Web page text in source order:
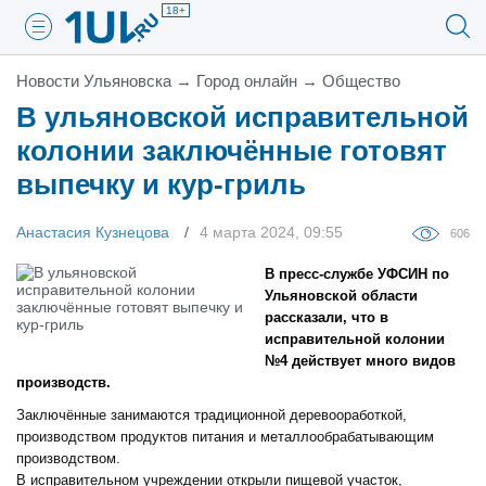
18+
Новости Ульяновска → Город онлайн → Общество
В ульяновской исправительной
колонии заключённые готовят
выпечку и кур-гриль
Анастасия Кузнецова 4 марта 2024, 09:55 606
В пресс-службе УФСИН по
Ульяновской области
рассказали, что в
исправительной колонии
№4 действует много видов
производств.
Заключённые занимаются традиционной деревооработкой,
производством продуктов питания и металлообрабатывающим
производством.
В исправительном учреждении открыли пищевой участок,